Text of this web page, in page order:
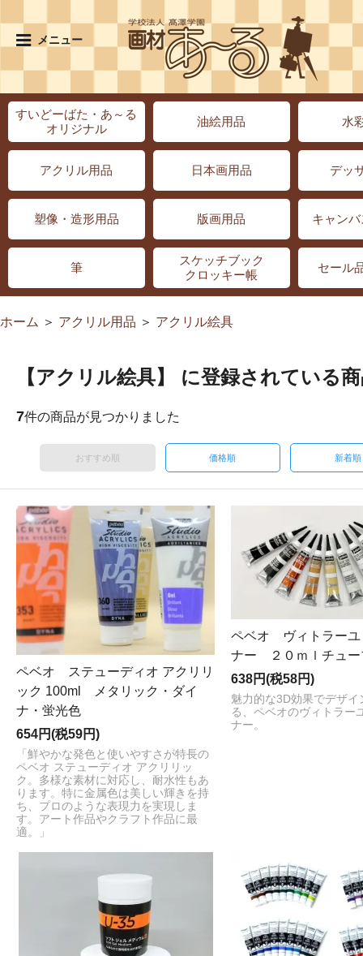
メニュー
すいどーばた・あ～る
オリジナル
油絵用品 水
アクリル用品 日本画用品 デッ
塑像・造形用品 版画用品 キャン
筆
スケッチブック
クロッキー帳
セール
ホーム ＞ アクリル用品 ＞ アクリル絵具
【アクリル絵具】 に登録されている
7件の商品が見つかりました
おすすめ順 価格順 新着順
ペベオ ステューディオ アクリリ
ック 100ml メタリック・ダイ
ナ・蛍光色
654円(税59円)
「鮮やかな発色と使いやすさが特長の
ペベオ ステューディオ アクリリッ
ク。多様な素材に対応し、耐水性もあ
ります。特に金属色は美しい輝きを持
ち、プロのような表現力を実現しま
す。アート作品やクラフト作品に最
適。」
ペベオ ヴィトラーユ
ナー ２０ｍｌチュー
638円(税58円)
魅力的な3D効果でデザイ
る、ペベオのヴィトラー
ナー。